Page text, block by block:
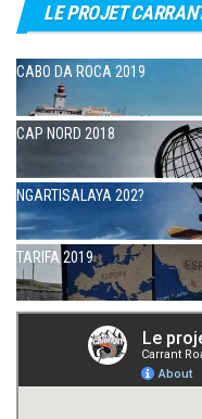
LE PROJET
CABO DA ROCA 2019
CAP NORD 2018
NGARTISALAYA 202?
TARIFA 2019